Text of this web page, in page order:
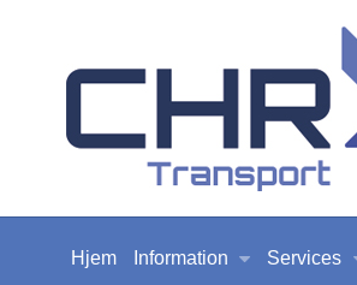
Hjem Information Services